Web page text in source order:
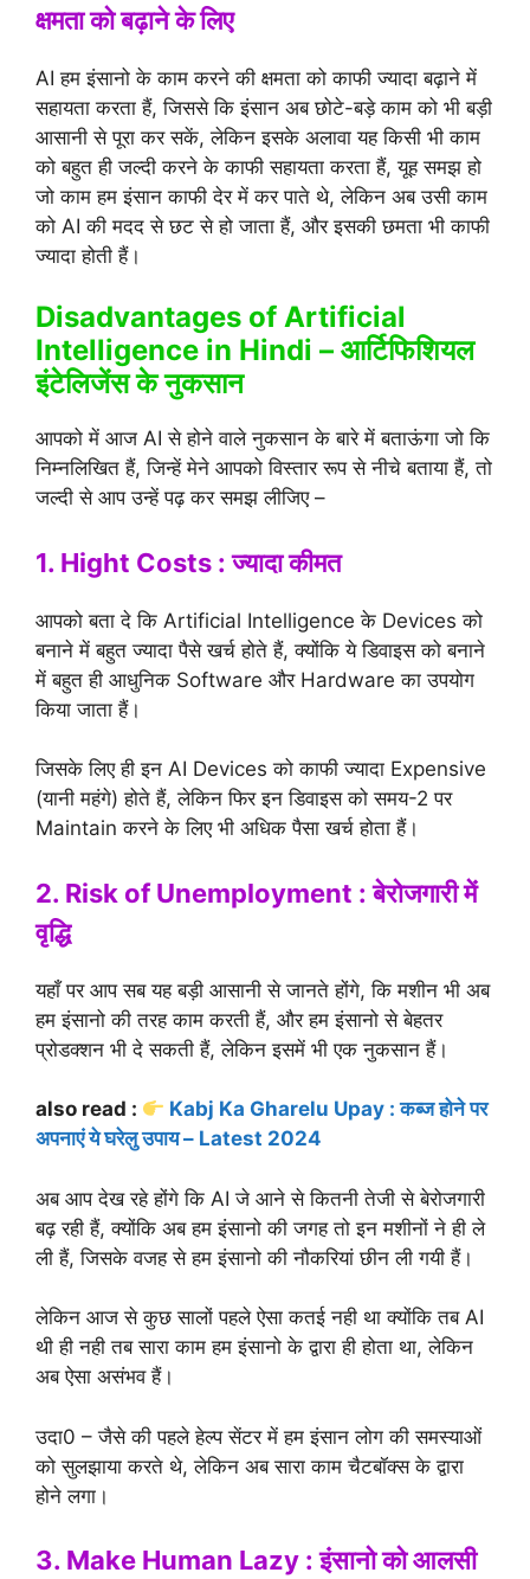
क्षमता को बढ़ाने के लिए
AI हम इंसानो के काम करने की क्षमता को काफी ज्यादा बढ़ाने में
सहायता करता हैं, जिससे कि इंसान अब छोटे-बड़े काम को भी बड़ी
आसानी से पूरा कर सकें, लेकिन इसके अलावा यह किसी भी काम
को बहुत ही जल्दी करने के काफी सहायता करता हैं, यूह समझ हो
जो काम हम इंसान काफी देर में कर पाते थे, लेकिन अब उसी काम
को AI की मदद से छट से हो जाता हैं, और इसकी छमता भी काफी
ज्यादा होती हैं।
Disadvantages of Artificial
Intelligence in Hindi – आर्टिफिशियल
इंटेलिजेंस के नुकसान
आपको में आज AI से होने वाले नुकसान के बारे में बताऊंगा जो कि
निम्नलिखित हैं, जिन्हें मेने आपको विस्तार रूप से नीचे बताया हैं, तो
जल्दी से आप उन्हें पढ़ कर समझ लीजिए –
1. Hight Costs : ज्यादा कीमत
आपको बता दे कि Artificial Intelligence के Devices को
बनाने में बहुत ज्यादा पैसे खर्च होते हैं, क्योंकि ये डिवाइस को बनाने
में बहुत ही आधुनिक Software और Hardware का उपयोग
किया जाता हैं।
जिसके लिए ही इन AI Devices को काफी ज्यादा Expensive
(यानी महंगे) होते हैं, लेकिन फिर इन डिवाइस को समय-2 पर
Maintain करने के लिए भी अधिक पैसा खर्च होता हैं।
2. Risk of Unemployment : बेरोजगारी में
वृद्धि
यहाँ पर आप सब यह बड़ी आसानी से जानते होंगे, कि मशीन भी अब
हम इंसानो की तरह काम करती हैं, और हम इंसानो से बेहतर
प्रोडक्शन भी दे सकती हैं, लेकिन इसमें भी एक नुकसान हैं।
also read :
Kabj Ka Gharelu Upay : कब्ज होने पर
अपनाएं ये घरेलु उपाय – Latest 2024
अब आप देख रहे होंगे कि AI जे आने से कितनी तेजी से बेरोजगारी
बढ़ रही हैं, क्योंकि अब हम इंसानो की जगह तो इन मशीनों ने ही ले
ली हैं, जिसके वजह से हम इंसानो की नौकरियां छीन ली गयी हैं।
लेकिन आज से कुछ सालों पहले ऐसा कतई नही था क्योंकि तब AI
थी ही नही तब सारा काम हम इंसानो के द्वारा ही होता था, लेकिन
अब ऐसा असंभव हैं।
उदा0 – जैसे की पहले हेल्प सेंटर में हम इंसान लोग की समस्याओं
को सुलझाया करते थे, लेकिन अब सारा काम चैटबॉक्स के द्वारा
होने लगा।
3. Make Human Lazy : इंसानो को आलसी